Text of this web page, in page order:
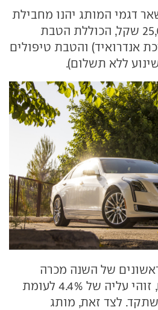
דגמי המותג יהנו מחבילת
"אמריקה" בשווי 25,000 שקל, הכוללת הטבת
אנדרואיד) והטבת טיפולים
של השנה מכרה
שברולט 4,079 רכבים, זוהי עליה של 4.4% לעומת
לצד זאת, מותג